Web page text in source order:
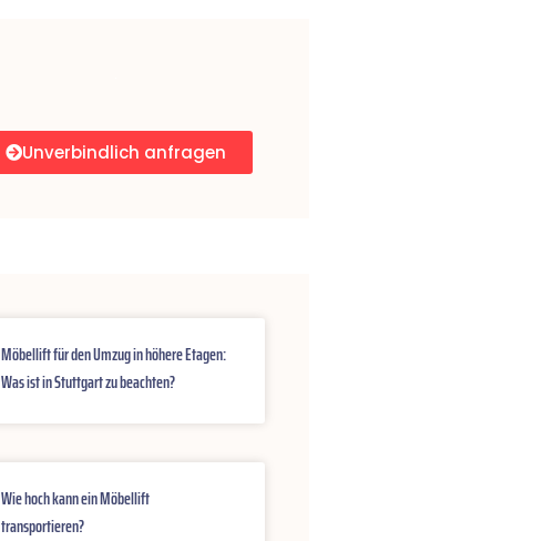
Unverbindlich anfragen
Möbellift für den Umzug in höhere Etagen:
Was ist in Stuttgart zu beachten?
Wie hoch kann ein Möbellift
transportieren?